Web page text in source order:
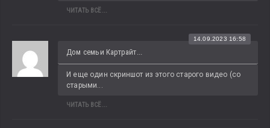
ЧИТАТЬ ВСЁ...
Дом семьи Картрайт...
14.09.2023 16:58
И еще один скриншот из этого старого видео (со
старыми...
ЧИТАТЬ ВСЁ...